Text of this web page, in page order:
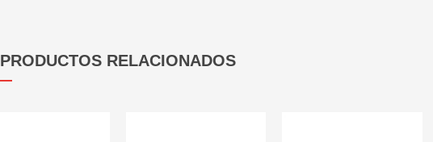
PRODUCTOS RELACIONADOS